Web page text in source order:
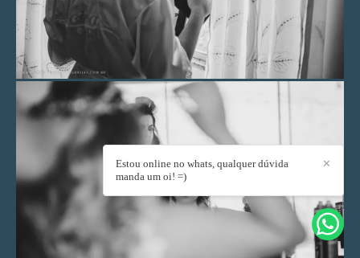
✕
Estou online no whats, qualquer dúvida
manda um oi! =)